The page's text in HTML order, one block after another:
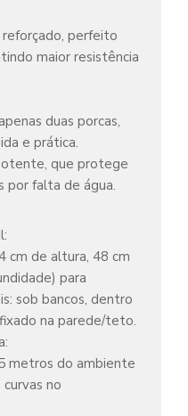
perfeito
maior resistência
duas porcas,
e prática.
que protege
por falta de água.
cm de altura, 48 cm
para
sob bancos, dentro
na parede/teto.
metros do ambiente
no